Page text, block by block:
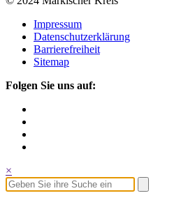
Impressum
Datenschutzerklärung
Barrierefreiheit
Sitemap
Folgen Sie uns auf:
×